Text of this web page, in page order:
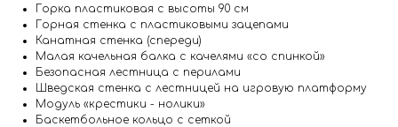
Горка пластиковая с высоты 90 см
Горная стенка с пластиковыми зацепами
Канатная стенка (спереди)
Малая качельная балка с качелями «со спинкой»
Безопасная лестница с перилами
Шведская стенка с лестницей на игровую платформу
Модуль «крестики - нолики»
Баскетбольное кольцо с сеткой